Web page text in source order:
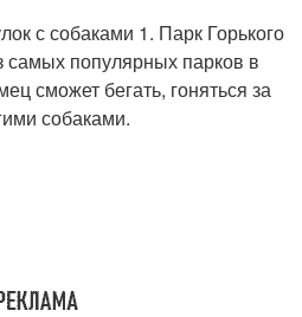
с собаками 1. Парк Горького
самых популярных парков в
сможет бегать, гоняться за
собаками.